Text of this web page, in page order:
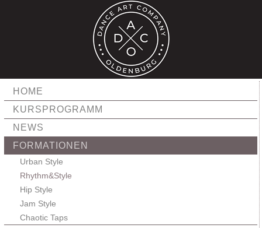
HOME
KURSPROGRAMM
NEWS
FORMATIONEN
Urban Style
Rhythm&Style
Hip Style
Jam Style
Chaotic Taps